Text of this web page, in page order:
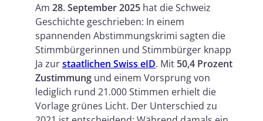
Am 28. September 2025 hat die Schweiz
Geschichte geschrieben: In einem
spannenden Abstimmungskrimi sagten die
Stimmbürgerinnen und Stimmbürger knapp
Ja zurstaatlichen Swiss eID. Mit 50,4 Prozent
Zustimmung und einem Vorsprung von
lediglich rund 21.000 Stimmen erhielt die
Vorlage grünes Licht. Der Unterschied zu